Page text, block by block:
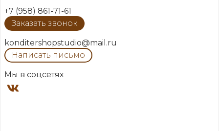
+7 (958) 861-71-61
Заказать звонок
konditershopstudio@mail.ru
Написать письмо
Мы в соцсетях